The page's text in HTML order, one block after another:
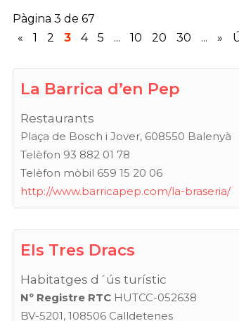
Pàgina 3 de 67
«
1 2 3 4 5 ... 10 20 30 ... »
La Barrica d’en Pep
Restaurants
Plaça de Bosch i Jover, 608550 Balenyà
Telèfon 93 882 01 78
Telèfon mòbil 659 15 20 06
http://www.barricapep.com/la-braseria/
Els Tres Dracs
Habitatges d´ús turístic
Nº Registre RTCHUTCC-052638
BV-5201, 108506 Calldetenes